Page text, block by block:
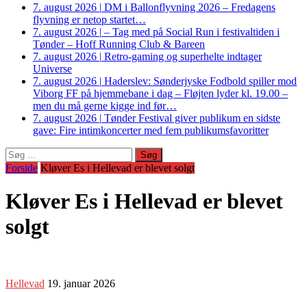
7. august 2026 | DM i Ballonflyvning 2026 – Fredagens
flyvning er netop startet…
7. august 2026 | – Tag med på Social Run i festivaltiden i
Tønder – Hoff Running Club & Bareen
7. august 2026 | Retro-gaming og superhelte indtager
Universe
7. august 2026 | Haderslev: Sønderjyske Fodbold spiller mod
Viborg FF på hjemmebane i dag – Fløjten lyder kl. 19.00 –
men du må gerne kigge ind før…
7. august 2026 | Tønder Festival giver publikum en sidste
gave: Fire intimkoncerter med fem publikumsfavoritter
Søg
efter:
Forside Kløver Es i Hellevad er blevet solgt
Kløver Es i Hellevad er blevet
solgt
Hellevad 19. januar 2026